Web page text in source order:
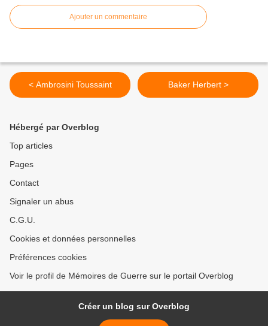
Ajouter un commentaire
< Ambrosini Toussaint Baker Herbert >
Hébergé par Overblog
Top articles
Pages
Contact
Signaler un abus
C.G.U.
Cookies et données personnelles
Préférences cookies
Voir le profil de Mémoires de Guerre sur le portail Overblog
Créer un blog sur Overblog